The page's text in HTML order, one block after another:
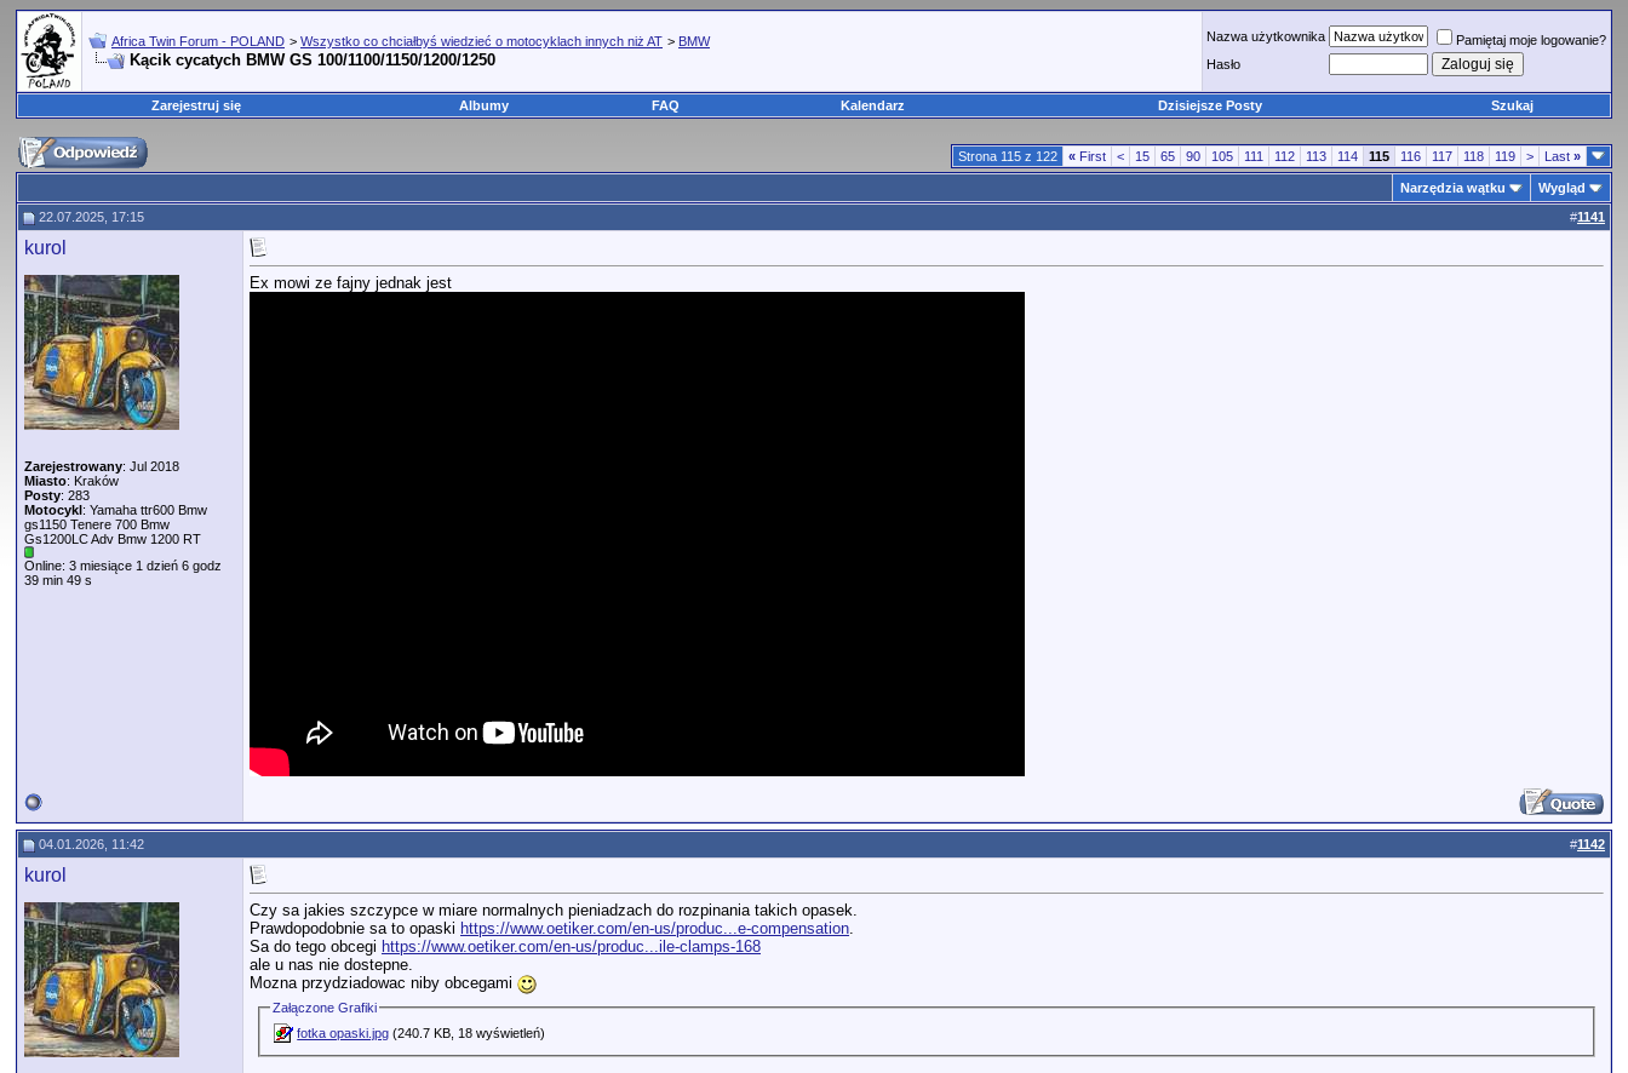
Africa Twin Forum - POLAND > Wszystko co chciałbyś wiedzieć o motocyklach innych niż AT > BMW
Kącik cycatych BMW GS 100/1100/1150/1200/1250
Nazwa użytkownika
Pamiętaj moje logowanie?
Hasło
Zarejestruj się Albumy FAQ Kalendarz Dzisiejsze Posty Szukaj
Strona 115 z 122 « First < 15 65 90 105 111 112 113 114 115 116 117 118 119 > Last »
Narzędzia wątku
Wygląd
22.07.2025, 17:15
#1141
kurol
Zarejestrowany: Jul 2018
Miasto: Kraków
Posty: 283
Motocykl: Yamaha ttr600 Bmw
gs1150 Tenere 700 Bmw
Gs1200LC Adv Bmw 1200 RT
Online: 3 miesiące 1 dzień 6 godz
39 min 49 s
Ex mowi ze fajny jednak jest
04.01.2026, 11:42 #1142
kurol
Czy sa jakies szczypce w miare normalnych pieniadzach do rozpinania takich opasek.
Prawdopodobnie sa to opaski https://www.oetiker.com/en-us/produc...e-compensation.
Sa do tego obcegi https://www.oetiker.com/en-us/produc...ile-clamps-168
ale u nas nie dostepne.
Mozna przydziadowac niby obcegami
Załączone Grafiki
fotka opaski.jpg (240.7 KB, 18 wyświetleń)